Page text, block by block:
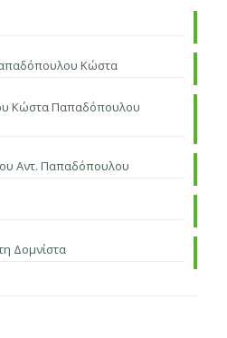
Κώστα
Κώστα Παπαδόπουλου
Αντ. Παπαδόπουλου
Δομνίστα